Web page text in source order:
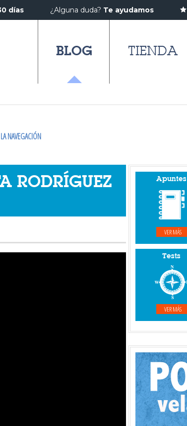
días ¿Alguna duda? Te ayudamos
BLOG TIENDA
NAVEGACIÓN
RODRÍGUEZ Apuntes
VER MÁS
Tests
VER MÁS